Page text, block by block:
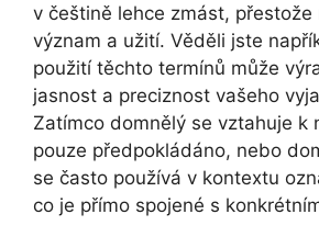
v češtině lehce zmást, přestože
význam a užití. Věděli jste
použití těchto termínů může
jasnost a preciznost vašeho
Zatímco domnělý se vztahuje k
pouze předpokládáno, nebo
se často používá v kontextu
co je přímo spojené s